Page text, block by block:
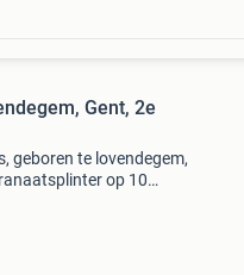
Gent, 2e
geboren te lovendegem,
op 10